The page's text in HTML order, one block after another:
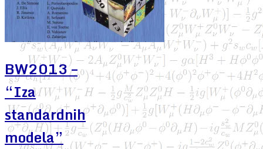
BW2013 –
“Iza
standardnih
modela”